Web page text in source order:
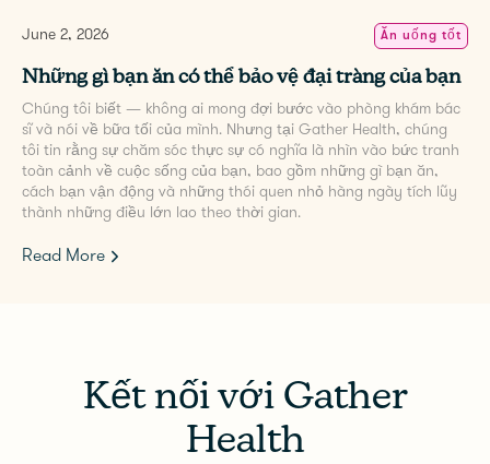
June 2, 2026 Ăn uống tốt
Những gì bạn ăn có thể bảo vệ đại tràng của bạn
‍Chúng tôi biết — không ai mong đợi bước vào phòng khám bác
sĩ và nói về bữa tối của mình. Nhưng tại Gather Health, chúng
tôi tin rằng sự chăm sóc thực sự có nghĩa là nhìn vào bức tranh
toàn cảnh về cuộc sống của bạn, bao gồm những gì bạn ăn,
cách bạn vận động và những thói quen nhỏ hàng ngày tích lũy
thành những điều lớn lao theo thời gian.
Read More
Kết nối với Gather
Health